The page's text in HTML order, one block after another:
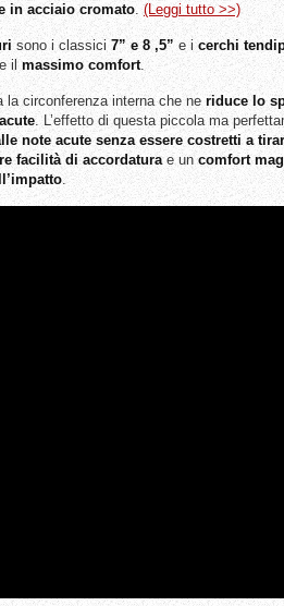
in acciaio cromato.(Leggi tutto >>)
sono i classici 7” e 8 ,5” e i cerchi
il massimo comfort.
la circonferenza interna che ne riduce lo
. L’effetto di questa piccola ma
note acute senza essere costretti a
facilità di accordaturae uncomfort
.